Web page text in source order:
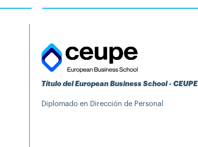
Título del European Business School - CEUPE
Diplomado en Dirección de Personal